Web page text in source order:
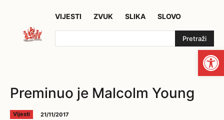
VIJESTI ZVUK SLIKA SLOVO
Pretraži
Preminuo je Malcolm Young
Vijesti 21/11/2017